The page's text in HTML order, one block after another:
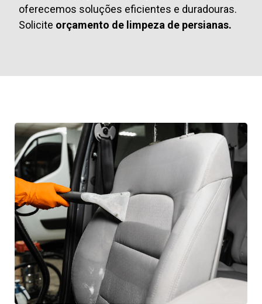
oferecemos soluções eficientes e duradouras.
Solicite orçamento de limpeza de persianas.